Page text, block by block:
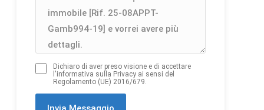
Dichiaro di aver preso visione e di accettare
l'informativa sulla Privacy ai sensi del
Regolamento (UE) 2016/679.